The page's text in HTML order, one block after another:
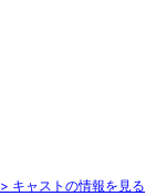
> キャストの情報を見る